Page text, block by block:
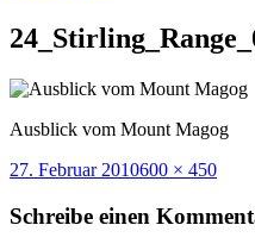
Ausblick vom Mount Magog
Veröffentlicht
27. Februar 2010Volle
600 × 450
Schreibe einen